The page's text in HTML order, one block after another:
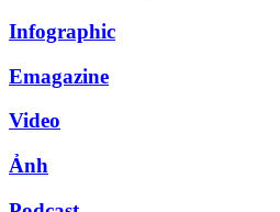
Infographic
Emagazine
Video
Ảnh